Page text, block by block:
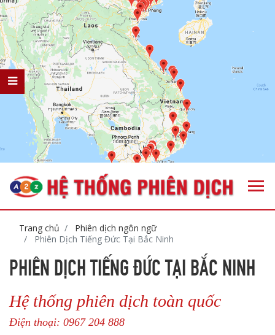
Trang chủ
Phiên dịch ngôn ngữ
Phiên Dịch Tiếng Đức Tại Bắc Ninh
PHIÊN DỊCH TIẾNG ĐỨC TẠI BẮC NINH
Hệ thống phiên dịch toàn quốc
Điện thoại: 0967 204 888